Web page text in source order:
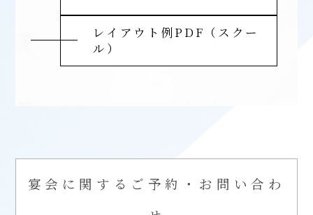
レイアウト例PDF（スクー
ル）
宴会に関するご予約・お問い合わ